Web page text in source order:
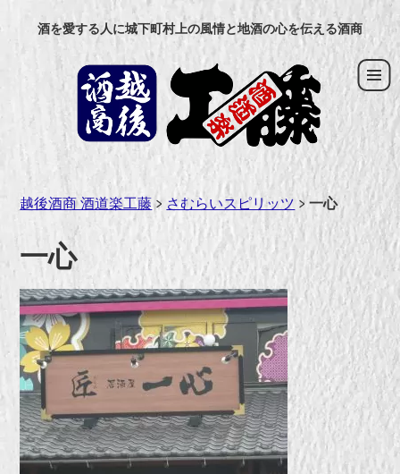
酒を愛する人に城下町村上の風情と地酒の心を伝える酒商
越後酒商 酒道楽工藤 > さむらいスピリッツ >一心
一心